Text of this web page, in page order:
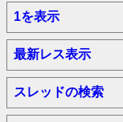
1を表示
最新レス表示
スレッドの検索